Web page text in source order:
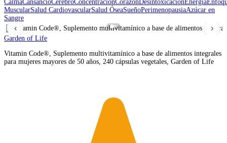
CalmaCansancioCerebroConcentraciónCorazónDesintoxicaciónEnergía
MuscularSalud CardiovascularSalud ÓseaSueñoPerimenopausiaAzúcar en
Sangre
‹ ›
Garden of Life
Vitamin Code®, Suplemento multivitamínico a base de alimentos integrales
para mujeres mayores de 50 años, 240 cápsulas vegetales, Garden of Life